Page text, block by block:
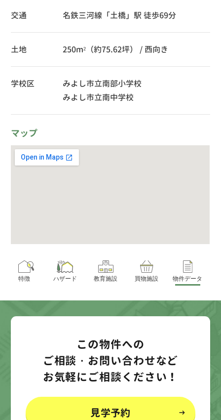
交通 名鉄三河線「土橋」駅 徒歩69分
土地 250m²（約75.62坪） / 西向き
学校区
みよし市立南部小学校
みよし市立南中学校
マップ
特徴 ハザード 教育施設 買物施設 物件データ
この物件への
ご相談・お問い合わせなど
お気軽にご相談ください！
見学予約